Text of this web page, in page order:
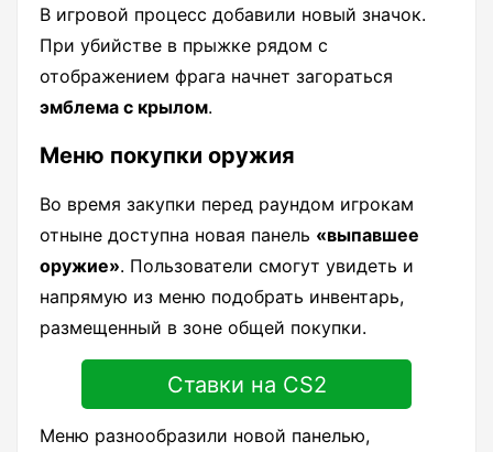
В игровой процесс добавили новый значок.
При убийстве в прыжке рядом с
отображением фрага начнет загораться
эмблема с крылом.
Меню покупки оружия
Во время закупки перед раундом игрокам
отныне доступна новая панель «выпавшее
оружие». Пользователи смогут увидеть и
напрямую из меню подобрать инвентарь,
размещенный в зоне общей покупки.
Ставки на CS2
Меню разнообразили новой панелью,